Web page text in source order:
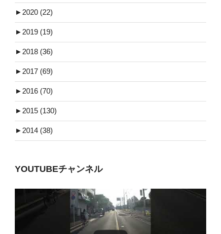
► 2020 (22)
► 2019 (19)
► 2018 (36)
► 2017 (69)
► 2016 (70)
► 2015 (130)
► 2014 (38)
YOUTUBEチャンネル